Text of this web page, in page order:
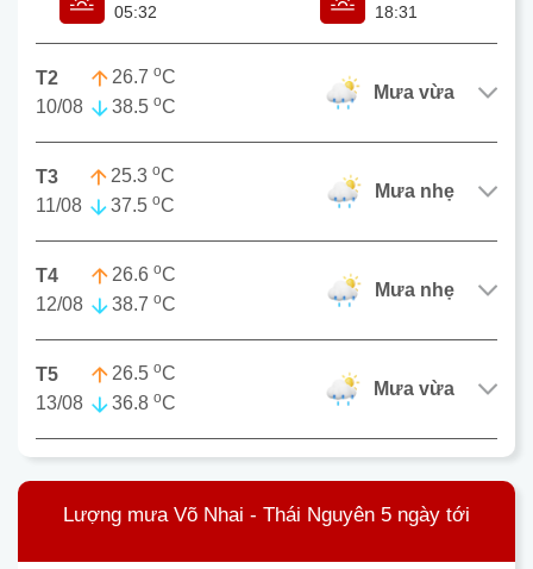
05:32
18:31
T2
10/08
26.7 oC
38.5 oC
mưa vừa
T3
11/08
25.3 oC
37.5 oC
mưa nhẹ
T4
12/08
26.6 oC
38.7 oC
mưa nhẹ
T5
13/08
26.5 oC
36.8 oC
mưa vừa
Lượng mưa Võ Nhai - Thái Nguyên 5 ngày tới